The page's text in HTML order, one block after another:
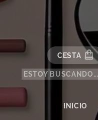
CESTA
INICIO